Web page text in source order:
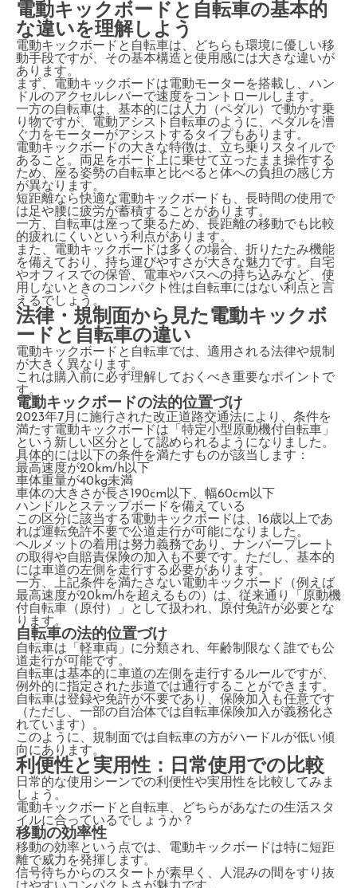
電動キックボードと自転車の基本的
な違いを理解しよう
電動キックボードと自転車は、どちらも環境に優しい移
動手段ですが、その基本構造と使用感には大きな違いが
あります。
まず、電動キックボードは電動モーターを搭載し、ハン
ドルのアクセルレバーで速度をコントロールします。
一方の自転車は、基本的には人力（ペダル）で動かす乗
り物ですが、電動アシスト自転車のように、ペダルを漕
ぐ力をモーターがアシストするタイプもあります。
電動キックボードの大きな特徴は、立ち乗りスタイルで
あること。両足をボード上に乗せて立ったまま操作する
ため、座る姿勢の自転車と比べると体への負担の感じ方
が異なります。
短距離なら快適な電動キックボードも、長時間の使用で
は足や腰に疲労が蓄積することがあります。
一方、自転車は座って乗るため、長距離の移動でも比較
的疲れにくいという利点があります。
また、電動キックボードは多くの場合、折りたたみ機能
を備えており、持ち運びやすさが大きな魅力です。自宅
やオフィスでの保管、電車やバスへの持ち込みなど、使
用しないときのコンパクト性は自転車にはない利点と言
えるでしょう。
法律・規制面から見た電動キックボ
ードと自転車の違い
電動キックボードと自転車では、適用される法律や規制
が大きく異なります。
これは購入前に必ず理解しておくべき重要なポイントで
す。
電動キックボードの法的位置づけ
2023年7月に施行された改正道路交通法により、条件を
満たす電動キックボードは「特定小型原動機付自転車」
という新しい区分として認められるようになりました。
具体的には以下の条件を満たすものが該当します：
最高速度が20km/h以下
車体重量が40kg未満
車体の大きさが長さ190cm以下、幅60cm以下
ハンドルとステップボードを備えている
この区分に該当する電動キックボードは、16歳以上であ
れば運転免許不要で公道走行が可能になりました。
ヘルメットの着用は努力義務であり、ナンバープレート
の取得や自賠責保険の加入も不要です。ただし、基本的
には車道の左側を走行する必要があります。
一方、上記条件を満たさない電動キックボード（例えば
最高速度が20km/hを超えるもの）は、従来通り「原動機
付自転車（原付）」として扱われ、原付免許が必要とな
ります。
自転車の法的位置づけ
自転車は「軽車両」に分類され、年齢制限なく誰でも公
道走行が可能です。
自転車は基本的に車道の左側を走行するルールですが、
例外的に指定された歩道では通行することができます。
自転車は登録や免許が不要であり、保険加入も任意です
（ただし、一部の自治体では自転車保険加入が義務化さ
れています）。
このように、規制面では自転車の方がハードルが低い傾
向にあります。
利便性と実用性：日常使用での比較
日常的な使用シーンでの利便性や実用性を比較してみま
しょう。
電動キックボードと自転車、どちらがあなたの生活スタ
イルに合っているでしょうか？
移動の効率性
移動の効率という点では、電動キックボードは特に短距
離で威力を発揮します。
信号待ちからのスタートが素早く、人混みの間をすり抜